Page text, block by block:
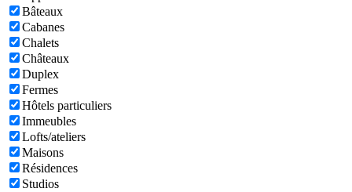
Bâteaux
Cabanes
Chalets
Châteaux
Duplex
Fermes
Hôtels particuliers
Immeubles
Lofts/ateliers
Maisons
Résidences
Studios